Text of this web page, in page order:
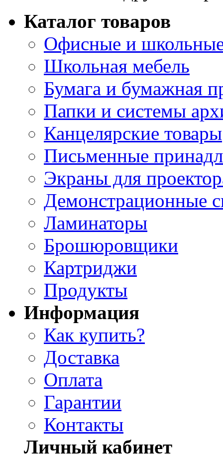
Каталог товаров
Офисные и
Школьная мебель
Бумага и бумажная
Папки и системы
Канцелярские товары
Письменные
Экраны для
Демонстрационные
Ламинаторы
Брошюровщики
Картриджи
Продукты
Информация
Как купить?
Доставка
Оплата
Гарантии
Контакты
Личный кабинет